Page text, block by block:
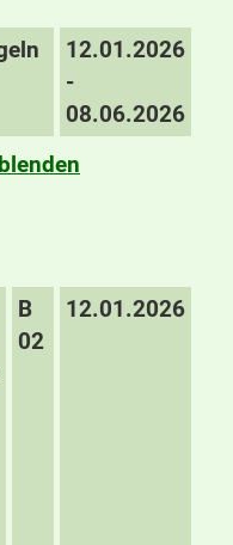
12.01.2026
-
08.06.2026
B
02
12.01.2026